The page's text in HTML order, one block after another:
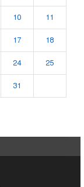
10 11
17 18
24 25
31